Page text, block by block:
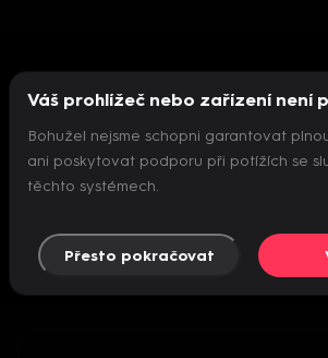
Nepodařilo se inicializovat
Váš prohlížeč nebo zařízení není
Bohužel nejsme schopni garantovat
ani poskytovat podporu při potížích se
těchto systémech.
Přesto pokračovat